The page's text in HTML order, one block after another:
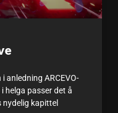
anledning ARCEVO-
helga passer det å
nydelig kapittel